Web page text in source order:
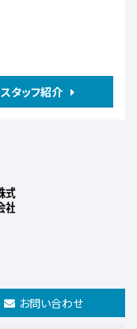
スタッフ紹介
お問い合わせ